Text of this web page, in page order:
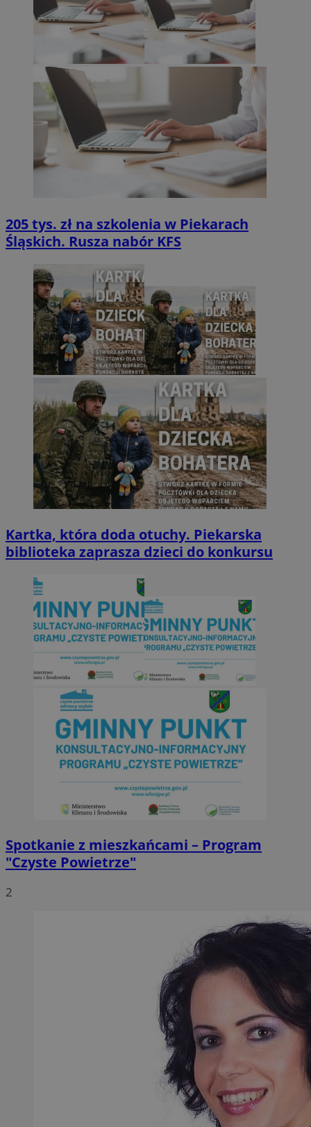
205 tys. zł na szkolenia w Piekarach
Śląskich. Rusza nabór KFS
Kartka, która doda otuchy. Piekarska
biblioteka zaprasza dzieci do konkursu
Spotkanie z mieszkańcami – Program
"Czyste Powietrze"
2